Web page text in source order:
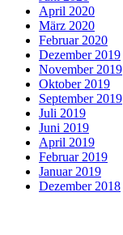
April 2020
März 2020
Februar 2020
Dezember 2019
November 2019
Oktober 2019
September 2019
Juli 2019
Juni 2019
April 2019
Februar 2019
Januar 2019
Dezember 2018